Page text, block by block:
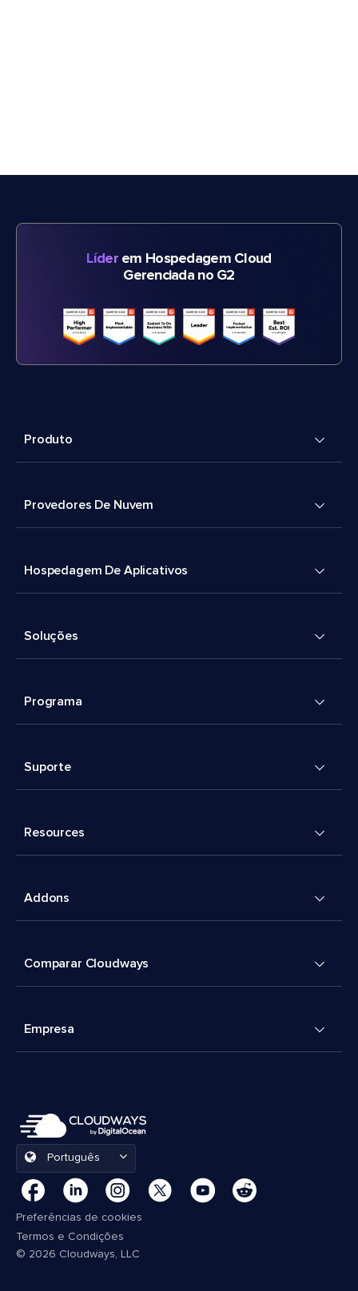
Líderem Hospedagem Cloud
Gerenciada no G2
Produto
Provedores De Nuvem
Hospedagem De Aplicativos
Soluções
Programa
Suporte
Resources
Addons
Comparar Cloudways
Empresa
Português
Preferências de cookies
Termos e Condições
© 2026 Cloudways, LLC